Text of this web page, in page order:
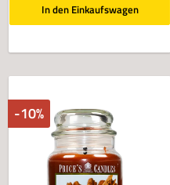
In den Einkaufswagen
-10%